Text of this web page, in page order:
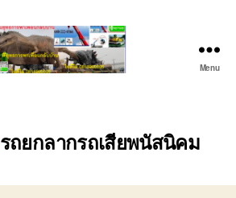
ยก
ของ
ติดต่อ
Menu
รถยกลากรถเสียพนัสนิคม